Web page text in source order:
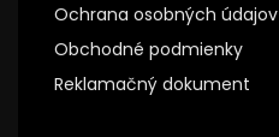
Ochrana osobných údajov
Obchodné podmienky
Reklamačný dokument